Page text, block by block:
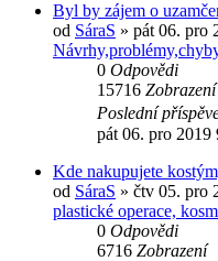
Byl by zájem o
od SáraS » pát 06. pro
0 Odpovědi
15716 Zobrazení
Poslední
pát 06. pro 2019
Kde nakupujete
od SáraS » čtv 05. pro
plastické operace,
0 Odpovědi
6716 Zobrazení